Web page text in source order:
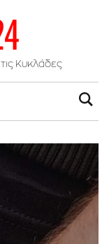
Κυκλάδες